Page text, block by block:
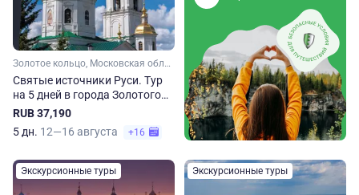
Золотое кольцо, Московская область, Малое Золотое кольцо, Ярославская область, Костромская область, Ивановская область, Владимирская область, Нижегородская область
Святые источники Руси. Тур
на 5 дней в города Золотого
кольца
RUB 37,190
5 дн. 12—16 августа +16
Экскурсионные туры Экскурсионные туры